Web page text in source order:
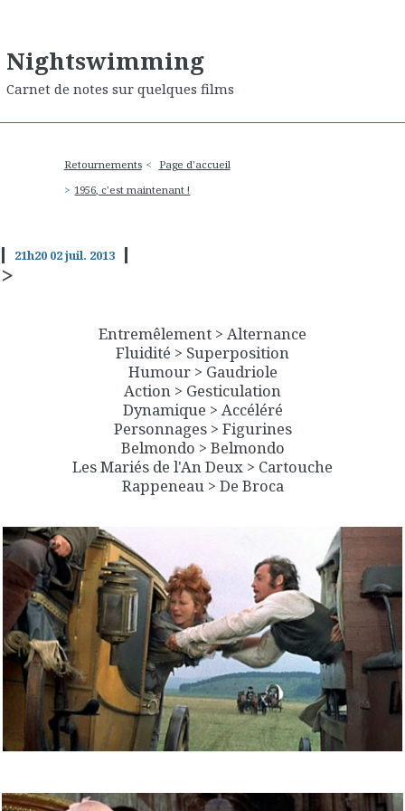
Nightswimming
Carnet de notes sur quelques films
Retournements
Page d'accueil
1956, c'est maintenant !
21h20 02juil. 2013
>
Entremêlement > Alternance
Fluidité > Superposition
Humour > Gaudriole
Action > Gesticulation
Dynamique > Accéléré
Personnages > Figurines
Belmondo > Belmondo
Les Mariés de l'An Deux > Cartouche
Rappeneau > De Broca